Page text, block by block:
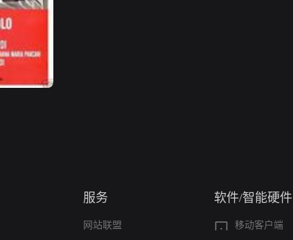
服务
网站联盟
软件/智能硬件
移动客户端